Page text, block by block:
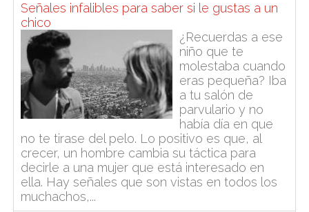
Señales infalibles para saber si le gustas a un
chico
¿Recuerdas a ese
niño que te
molestaba cuando
eras pequeña? Iba
a tu salón de
parvulario y no
había día en que
no te tirase del pelo. Lo positivo es que, al
crecer, un hombre cambia su táctica para
decirle a una mujer que está interesado en
ella. Hay señales que son vistas en todos los
muchachos,...